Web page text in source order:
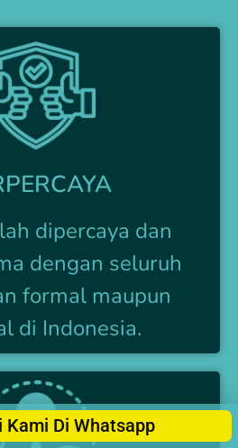
dipercaya dan
dengan seluruh
formal maupun
di Indonesia.
Kami Di Whatsapp